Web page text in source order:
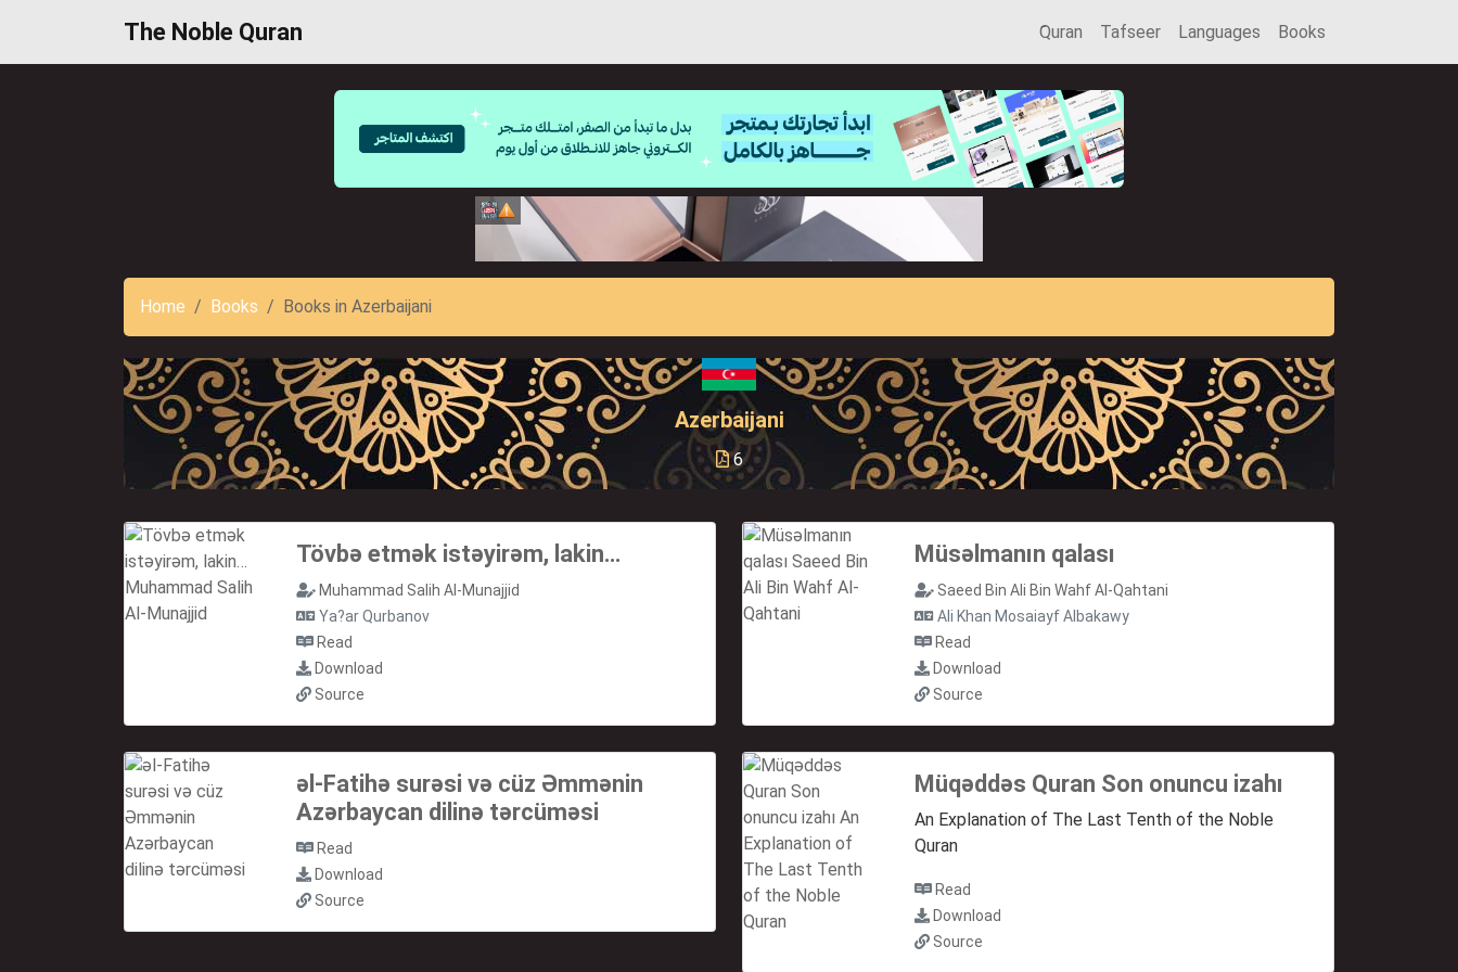
The Noble Quran َQuran Tafseer Languages Books
Home Books Books in Azerbaijani
Azerbaijani
6
Tövbə etmək istəyirəm, lakin…
Muhammad Salih Al-Munajjid
Ya?ar Qurbanov
Read
Download
Source
Müsəlmanın qalası
Saeed Bin Ali Bin Wahf Al-Qahtani
Ali Khan Mosaiayf Albakawy
Read
Download
Source
əl-Fatihə surəsi və cüz Əmmənin
Azərbaycan dilinə tərcüməsi
Read
Download
Source
Müqəddəs Quran Son onuncu izahı
An Explanation of The Last Tenth of the Noble
Quran
Read
Download
Source